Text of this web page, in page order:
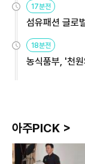
17분전
섬유패션 글로
원
18분전
농식품부, '천
아주PICK >